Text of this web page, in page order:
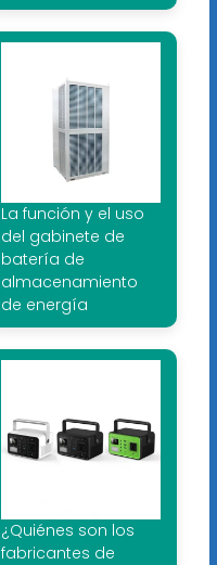
La función y el uso
del gabinete de
batería de
almacenamiento
de energía
¿Quiénes son los
fabricantes de